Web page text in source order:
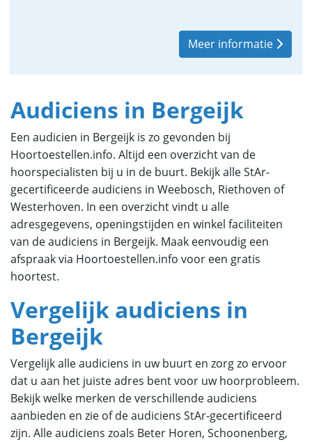
Meer informatie
Audiciens in Bergeijk
Een audicien in Bergeijk is zo gevonden bij
Hoortoestellen.info. Altijd een overzicht van de
hoorspecialisten bij u in de buurt. Bekijk alle StAr-
gecertificeerde audiciens in Weebosch, Riethoven of
Westerhoven. In een overzicht vindt u alle
adresgegevens, openingstijden en winkel faciliteiten
van de audiciens in Bergeijk. Maak eenvoudig een
afspraak via Hoortoestellen.info voor een gratis
hoortest.
Vergelijk audiciens in
Bergeijk
Vergelijk alle audiciens in uw buurt en zorg zo ervoor
dat u aan het juiste adres bent voor uw hoorprobleem.
Bekijk welke merken de verschillende audiciens
aanbieden en zie of de audiciens StAr-gecertificeerd
zijn. Alle audiciens zoals Beter Horen, Schoonenberg,